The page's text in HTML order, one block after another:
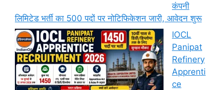
कंपनी
लिमिटेड भर्ती का 500 पदों पर नोटिफिकेशन जारी, आवेदन शुरू
IOCL
Panipat
Refinery
Apprenti
ce